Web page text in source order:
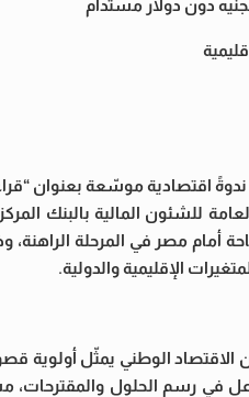
دون دولار مستدام
موسّعة بعنوان “قراءة
للشئون المالية بالبنك
أمام مصر في المرحلة
الإقليمية والدولية.
الوطني يمثّل أولوية
في رسم الحلول والمقترحات،